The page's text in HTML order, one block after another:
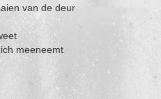
van de deur
meeneemt